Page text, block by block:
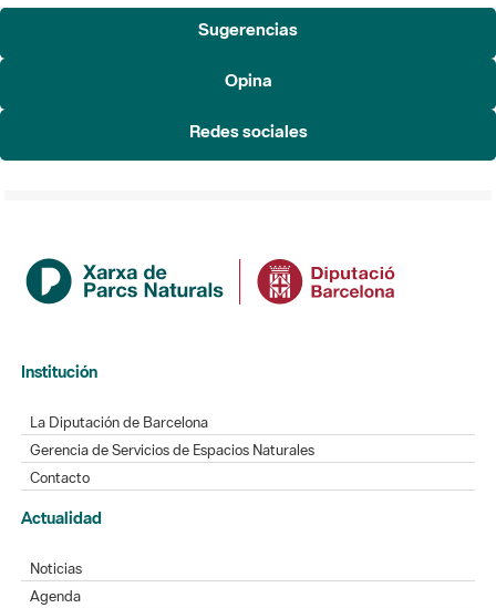
Sugerencias
Opina
Redes sociales
Institución
La Diputación de Barcelona
Gerencia de Servicios de Espacios Naturales
Contacto
Actualidad
Noticias
Agenda